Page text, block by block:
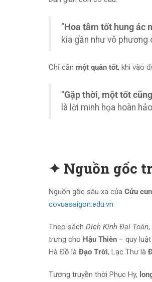
“Hoa tâm tốt hung ác
kia gần như vô phương
Chỉ cần một quân tốt, khi vào
“Gặp thời, một tốt
là lời minh họa hoàn
✦ Nguồn gốc
Nguồn gốc sâu xa của Cửu
covuasaigon.edu.vn
Theo sách Dịch Kinh Đại Toàn,
trưng cho Hậu Thiên – quy
Hà Đồ là Đạo Trời, Lạc Thư là
Tương truyền thời Phục Hy,